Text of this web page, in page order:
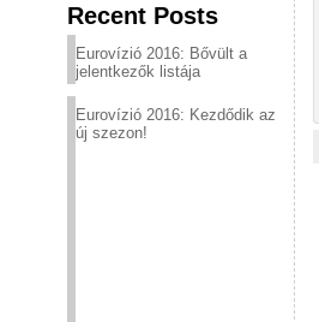
Recent Posts
Eurovízió 2016: Bővült a
jelentkezők listája
Eurovízió 2016: Kezdődik az
új szezon!